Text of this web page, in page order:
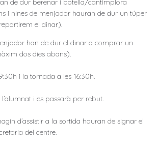
de dur berenar i botella/cantimplora
i nines de menjador hauran de dur un túper
el dinar).
han de dur el dinar o comprar un
dos dies abans).
i la tornada a les 16:30h.
i es passarà per rebut.
d’assistir a la sortida hauran de signar el
del centre.